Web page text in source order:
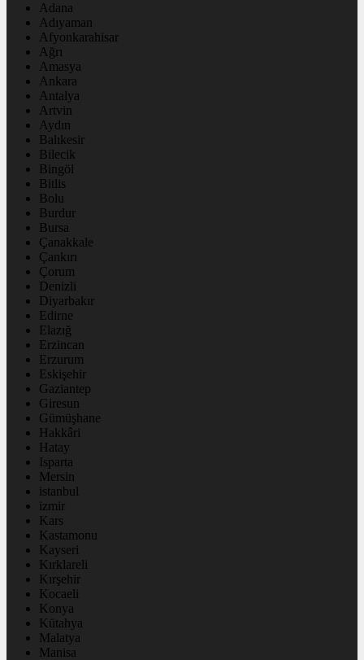
Adana
Adıyaman
Afyonkarahisar
Ağrı
Amasya
Ankara
Antalya
Artvin
Aydın
Balıkesir
Bilecik
Bingöl
Bitlis
Bolu
Burdur
Bursa
Çanakkale
Çankırı
Çorum
Denizli
Diyarbakır
Edirne
Elazığ
Erzincan
Erzurum
Eskişehir
Gaziantep
Giresun
Gümüşhane
Hakkâri
Hatay
Isparta
Mersin
istanbul
izmir
Kars
Kastamonu
Kayseri
Kırklareli
Kırşehir
Kocaeli
Konya
Kütahya
Malatya
Manisa